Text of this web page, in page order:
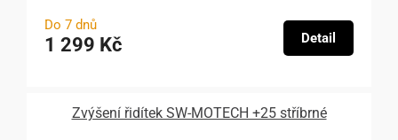
Do 7 dnů
1 299 Kč Detail
Zvýšení řidítek SW-MOTECH +25 stříbrné